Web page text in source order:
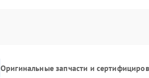
Оригинальные запчасти и